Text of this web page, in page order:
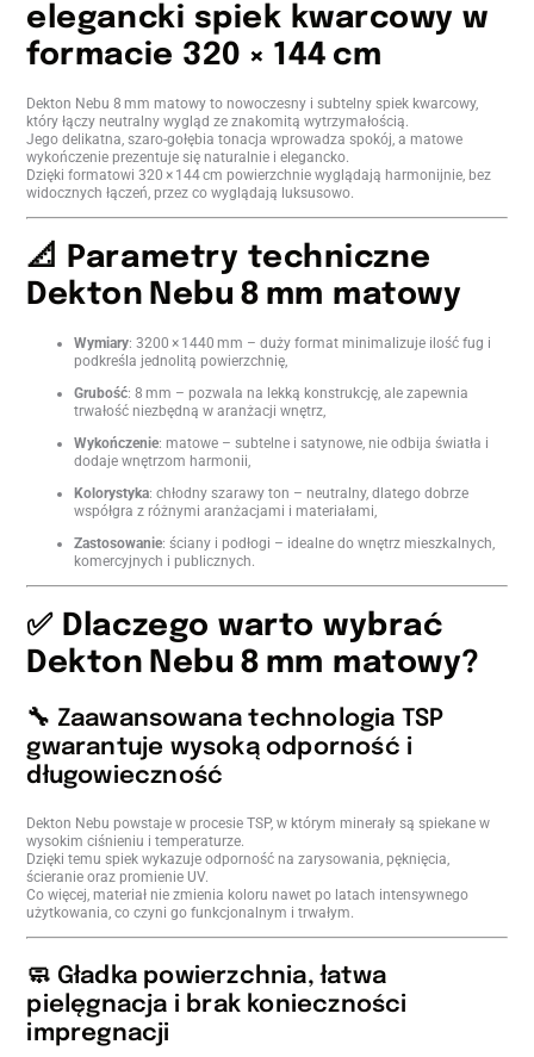
elegancki spiek kwarcowy w
formacie 320 × 144 cm
Dekton Nebu 8 mm matowy to nowoczesny i subtelny spiek kwarcowy,
który łączy neutralny wygląd ze znakomitą wytrzymałością.
Jego delikatna, szaro-gołębia tonacja wprowadza spokój, a matowe
wykończenie prezentuje się naturalnie i elegancko.
Dzięki formatowi 320 × 144 cm powierzchnie wyglądają harmonijnie, bez
widocznych łączeń, przez co wyglądają luksusowo.
📐 Parametry techniczne
Dekton Nebu 8 mm matowy
Wymiary: 3200 × 1440 mm – duży format minimalizuje ilość fug i
podkreśla jednolitą powierzchnię,
Grubość: 8 mm – pozwala na lekką konstrukcję, ale zapewnia
trwałość niezbędną w aranżacji wnętrz,
Wykończenie: matowe – subtelne i satynowe, nie odbija światła i
dodaje wnętrzom harmonii,
Kolorystyka: chłodny szarawy ton – neutralny, dlatego dobrze
współgra z różnymi aranżacjami i materiałami,
Zastosowanie: ściany i podłogi – idealne do wnętrz mieszkalnych,
komercyjnych i publicznych.
✅ Dlaczego warto wybrać
Dekton Nebu 8 mm matowy?
🔧 Zaawansowana technologia TSP
gwarantuje wysoką odporność i
długowieczność
Dekton Nebu powstaje w procesie TSP, w którym minerały są spiekane w
wysokim ciśnieniu i temperaturze.
Dzięki temu spiek wykazuje odporność na zarysowania, pęknięcia,
ścieranie oraz promienie UV.
Co więcej, materiał nie zmienia koloru nawet po latach intensywnego
użytkowania, co czyni go funkcjonalnym i trwałym.
🧼 Gładka powierzchnia, łatwa
pielęgnacja i brak konieczności
impregnacji